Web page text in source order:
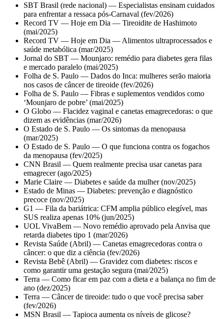
SBT Brasil (rede nacional) — Especialistas ensinam cuidados
para enfrentar a ressaca pós-Carnaval (fev/2026)
Record TV — Hoje em Dia — Tireoidite de Hashimoto
(mai/2025)
Record TV — Hoje em Dia — Alimentos ultraprocessados e
saúde metabólica (mar/2025)
Jornal do SBT — Mounjaro: remédio para diabetes gera filas
e mercado paralelo (mai/2025)
Folha de S. Paulo — Dados do Inca: mulheres serão maioria
nos casos de câncer de tireoide (fev/2026)
Folha de S. Paulo — Fibras e suplementos vendidos como
‘Mounjaro de pobre’ (mai/2025)
O Globo — Flacidez vaginal e canetas emagrecedoras: o que
dizem as evidências (mar/2026)
O Estado de S. Paulo — Os sintomas da menopausa
(mar/2025)
O Estado de S. Paulo — O que funciona contra os fogachos
da menopausa (fev/2025)
CNN Brasil — Quem realmente precisa usar canetas para
emagrecer (ago/2025)
Marie Claire — Diabetes e saúde da mulher (nov/2025)
Estado de Minas — Diabetes: prevenção e diagnóstico
precoce (nov/2025)
G1 — Fila da bariátrica: CFM amplia público elegível, mas
SUS realiza apenas 10% (jun/2025)
UOL VivaBem — Novo remédio aprovado pela Anvisa que
retarda diabetes tipo 1 (mar/2026)
Revista Saúde (Abril) — Canetas emagrecedoras contra o
câncer: o que diz a ciência (fev/2026)
Revista Bebê (Abril) — Gravidez com diabetes: riscos e
como garantir uma gestação segura (mai/2025)
Terra — Como ficar em paz com a dieta e a balança no fim de
ano (dez/2025)
Terra — Câncer de tireoide: tudo o que você precisa saber
(fev/2026)
MSN Brasil — Tapioca aumenta os níveis de glicose?